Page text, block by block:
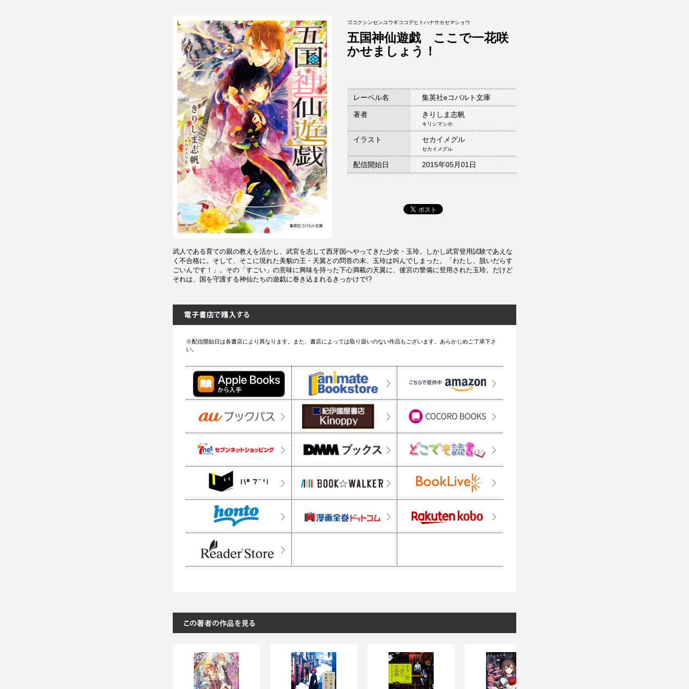
ゴコクシンセンユウギココデヒトハナサカセマショウ
五国神仙遊戯 ここで一花咲
かせましょう！
レーベル名 集英社eコバルト文庫
著者 きりしま志帆
キリシマシホ
イラスト セカイメグル
セカイメグル
配信開始日 2015年05月01日
武人である育ての親の教えを活かし、武官を志して西牙国へやってきた少女・玉玲。しかし武官登用試験であえな
く不合格に。そして、そこに現れた美貌の王・天翼との問答の末、玉玲は叫んでしまった。「わたし、脱いだらす
ごいんです！」。その「すごい」の意味に興味を持った下心満載の天翼に、後宮の警備に登用された玉玲。だけど
それは、国を守護する神仙たちの遊戯に巻き込まれるきっかけで!?
※配信開始日は各書店により異なります。また、書店によっては取り扱いのない作品もございます。あらかじめご了承下さ
い。